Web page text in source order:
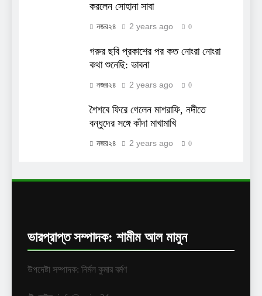
করলেন সোহানা সাবা
নজর২৪ 2 years ago 0
গরুর ছবি প্রকাশের পর কত নোংরা নোংরা
কথা শুনেছি: ভাবনা
নজর২৪ 2 years ago 0
শৈশবে ফিরে গেলেন মাশরাফি, নদীতে
বন্ধুদের সঙ্গে কাঁদা মাখামাখি
নজর২৪ 2 years ago 0
ভারপ্রাপ্ত সম্পাদক: শামীম আল মামুন
উপদেষ্টা সম্পাদক: নির্মল কুমার বর্মণ